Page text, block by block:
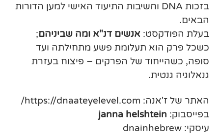
בזכות DNA וחשיבות התיעוד האישי למען הדורות
הבאים.
בעלת הפודקסט:אנשים דנ"א ומה שביניהם;
כשכל פרק הוא תעלומת פשע מתחילתה ועד
סופה, כשהייחוד של הפרקים – פיצוח בעזרת
גנאלוגיה גנטית.
האתר של ז'אנה: https://dnaateyelevel.com/
בפייסבוק: janna helshtein
עיסקי: dnainhebrew